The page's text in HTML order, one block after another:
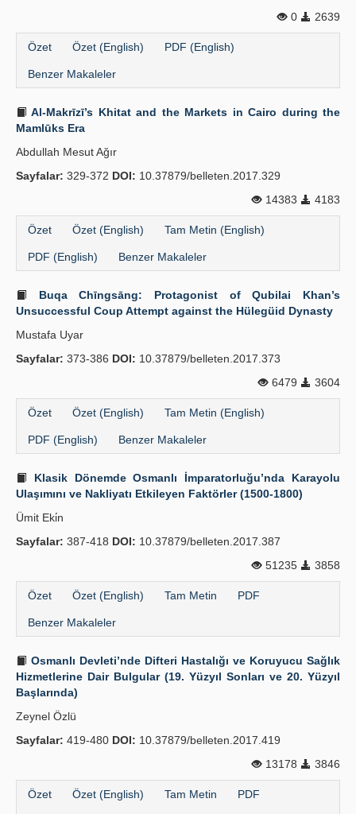
Kılavuzlar
İletişim
0
2639
Özet Özet (English) PDF (English)
Benzer Makaleler
Al-Makrīzī’s Khitat and the Markets in Cairo during the
Mamlūks Era
Abdullah Mesut Ağır
Sayfalar: 329-372 DOI: 10.37879/belleten.2017.329
14383
4183
Özet Özet (English) Tam Metin (English)
PDF (English) Benzer Makaleler
Buqa Chīngsāng: Protagonist of Qubilai Khan’s
Unsuccessful Coup Attempt against the Hülegüid Dynasty
Mustafa Uyar
Sayfalar: 373-386 DOI: 10.37879/belleten.2017.373
6479
3604
Özet Özet (English) Tam Metin (English)
PDF (English) Benzer Makaleler
Klasik Dönemde Osmanlı İmparatorluğu’nda Karayolu
Ulaşımını ve Nakliyatı Etkileyen Faktörler (1500-1800)
Ümit Eki̇n
Sayfalar: 387-418 DOI: 10.37879/belleten.2017.387
51235
3858
Özet Özet (English) Tam Metin PDF
Benzer Makaleler
Osmanlı Devleti’nde Difteri Hastalığı ve Koruyucu Sağlık
Hizmetlerine Dair Bulgular (19. Yüzyıl Sonları ve 20. Yüzyıl
Başlarında)
Zeynel Özlü
Sayfalar: 419-480 DOI: 10.37879/belleten.2017.419
13178
3846
Özet Özet (English) Tam Metin PDF